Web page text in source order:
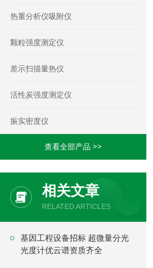
热重分析仪吸附仪
颗粒强度测定仪
差示扫描量热仪
活性炭强度测定仪
振实密度仪
查看全部产品 >>
相关文章
RELATED ARTICLES
基因工程设备招标 超微量分光
光度计优云谱资质齐全